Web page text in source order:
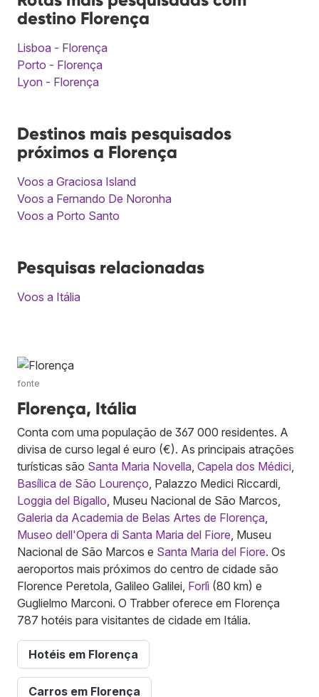
destino Florença
Lisboa - Florença
Porto - Florença
Lyon - Florença
Destinos mais pesquisados
próximos a Florença
Voos a Graciosa Island
Voos a Fernando De Noronha
Voos a Porto Santo
Pesquisas relacionadas
Voos a Itália
fonte
Florença, Itália
Conta com uma população de 367 000 residentes. A
divisa de curso legal é euro (€). As principais atrações
turísticas são Santa Maria Novella Capela dos Médici
Basílica de São Lourenço , Palazzo Medici Riccardi,
Loggia del Bigallo , Museu Nacional de São Marcos,
Galeria da Academia de Belas Artes de Florença
Museo dell'Opera di Santa Maria del Fiore , Museu
Nacional de São Marcos e Santa Maria del Fiore. Os
aeroportos mais próximos do centro de cidade são
Florence Peretola, Galileo Galilei, Forlì (80 km) e
Guglielmo Marconi. O Trabber oferece em Florença
787 hotéis para visitantes de cidade em Itália.
Hotéis em Florença
Carros em Florença